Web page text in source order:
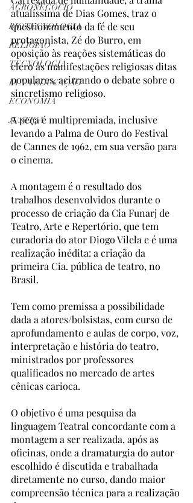
AGRONEGÓCIO
BIOTECNOLOGIA
RELIGIÃO
TECNOLOGIA
IA NA EDUCAÇÃO
ECONOMIA
JUSTIÇA
atualíssima de Dias Gomes, traz o
questionamento da fé de seu
protagonista, Zé do Burro, em
oposição às reações sistemáticas do
clero às manifestações religiosas ditas
populares, acirrando o debate sobre o
sincretismo religioso.
A peça é multipremiada, inclusive
levando a Palma de Ouro do Festival
de Cannes de 1962, em sua versão para
o cinema.
A montagem é o resultado dos
trabalhos desenvolvidos durante o
processo de criação da Cia Funarj de
Teatro, Arte e Repertório, que tem
curadoria do ator Diogo Vilela e é uma
realização inédita: a criação da
primeira Cia. pública de teatro, no
Brasil.
Tem como premissa a possibilidade
dada a atores/bolsistas, com curso de
aprofundamento e aulas de corpo, voz,
interpretação e história do teatro,
ministrados por professores
qualificados no mercado de artes
cênicas carioca.
O objetivo é uma pesquisa da
linguagem Teatral concordante com a
montagem a ser realizada, após as
oficinas, onde a dramaturgia do autor
escolhido é discutida e trabalhada
diretamente no curso, dando maior
compreensão técnica para a realização